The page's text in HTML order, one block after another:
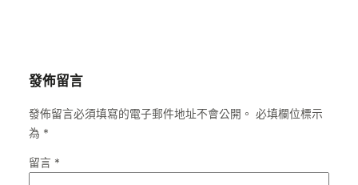
發佈留言
發佈留言必須填寫的電子郵件地址不會公開。 必填欄位標示
為 *
留言 *